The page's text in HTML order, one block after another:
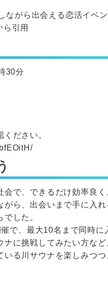
ながら出会える恋活イベ
ら引用
30分
ださい。
で、できるだけ効率良
ら、出会いまで手に入
した。
で、最大10名まで同時に
に挑戦してみたい方な
る川サウナを楽しみつ